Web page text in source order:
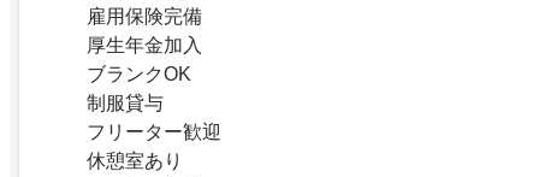
雇用保険完備
厚生年金加入
ブランクOK
制服貸与
フリーター歓迎
休憩室あり